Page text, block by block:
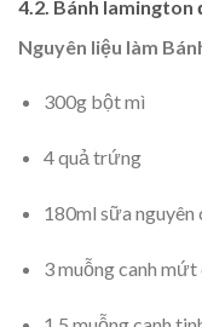
4.2. Bánh lamington
Nguyên liệu làm
300g bột mì
4 quả trứng
180ml sữa nguyên
3 muỗng canh mứt